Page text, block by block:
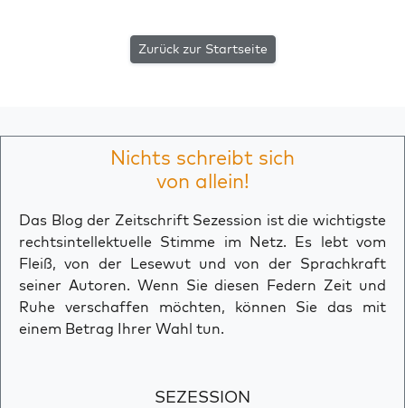
Zurück zur Startseite
Nichts schreibt sich
von allein!
Das Blog der Zeitschrift Sezession ist die wichtigste
rechtsintellektuelle Stimme im Netz. Es lebt vom
Fleiß, von der Lesewut und von der Sprachkraft
seiner Autoren. Wenn Sie diesen Federn Zeit und
Ruhe verschaffen möchten, können Sie das mit
einem Betrag Ihrer Wahl tun.
SEZESSION